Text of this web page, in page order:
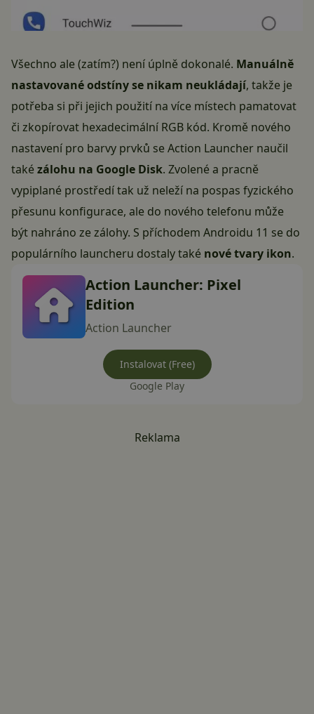
Všechno ale (zatím?) není úplně dokonalé. Manuálně
nastavované odstíny se nikam neukládají, takže je
potřeba si při jejich použití na více místech pamatovat
či zkopírovat hexadecimální RGB kód. Kromě nového
nastavení pro barvy prvků se Action Launcher naučil
takézálohu na Google Disk. Zvolené a pracně
vypiplané prostředí tak už neleží na pospas fyzického
přesunu konfigurace, ale do nového telefonu může
být nahráno ze zálohy. S příchodem Androidu 11 se do
populárního launcheru dostaly také nové tvary ikon.
Action Launcher: Pixel
Edition
Action Launcher
Instalovat (Free)
Google Play
Reklama